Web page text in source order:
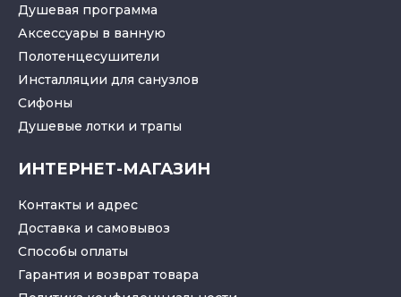
Душевая программа
Аксессуары в ванную
Полотенцесушители
Инсталляции для санузлов
Cифоны
Душевые лотки и трапы
ИНТЕРНЕТ-МАГАЗИН
Контакты и адрес
Доставка и самовывоз
Способы оплаты
Гарантия и возврат товара